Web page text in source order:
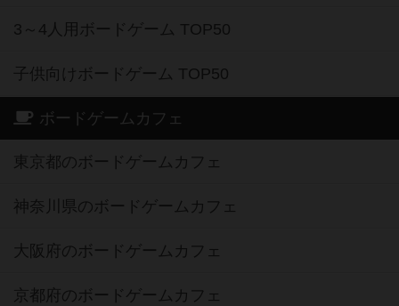
3～4人用ボードゲーム TOP50
子供向けボードゲーム TOP50
ボードゲームカフェ
東京都のボードゲームカフェ
神奈川県のボードゲームカフェ
大阪府のボードゲームカフェ
京都府のボードゲームカフェ